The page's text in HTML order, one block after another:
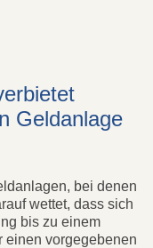
Geldanlage
bei denen
wettet, dass sich
bis zu einem
einen vorgegebenen